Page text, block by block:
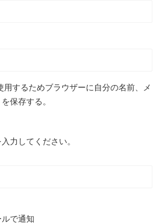
用するためブラウザーに自分の名前、メ
保存する。
力してください。
で通知